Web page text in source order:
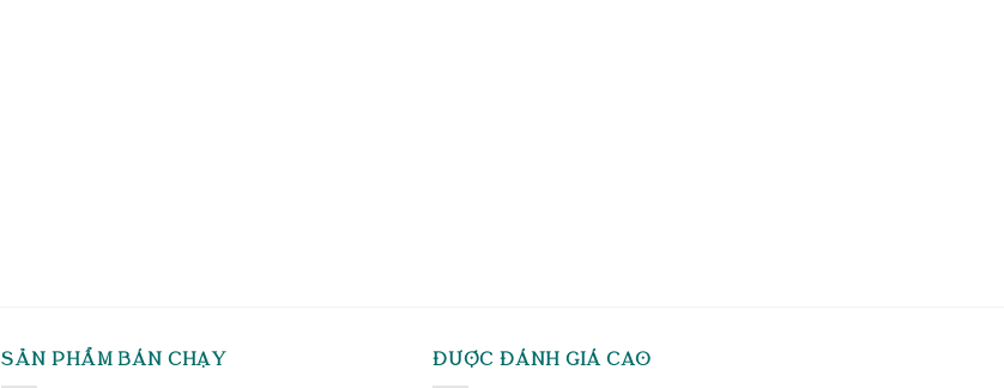
SẢN PHẨM BÁN CHẠY ĐƯỢC ĐÁNH GIÁ CAO